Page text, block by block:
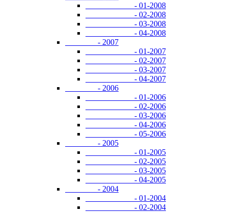
- 01-2008
- 02-2008
- 03-2008
- 04-2008
- 2007
- 01-2007
- 02-2007
- 03-2007
- 04-2007
- 2006
- 01-2006
- 02-2006
- 03-2006
- 04-2006
- 05-2006
- 2005
- 01-2005
- 02-2005
- 03-2005
- 04-2005
- 2004
- 01-2004
- 02-2004